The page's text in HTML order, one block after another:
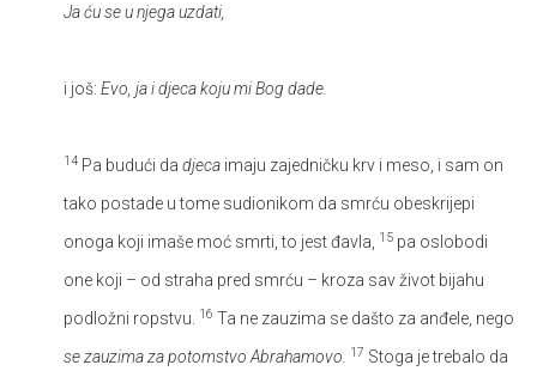
Ja ću se u njega uzdati,
i još: Evo, ja i djeca koju mi Bog dade.
14 Pa budući da djeca imaju zajedničku krv i meso, i sam on
tako postade u tome sudionikom da smrću obeskrijepi
onoga koji imaše moć smrti, to jest đavla,
15 pa oslobodi
one koji – od straha pred smrću – kroza sav život bijahu
podložni ropstvu.
16 Ta ne zauzima se dašto za anđele, nego
se zauzima za potomstvo Abrahamovo.
17 Stoga je trebalo da